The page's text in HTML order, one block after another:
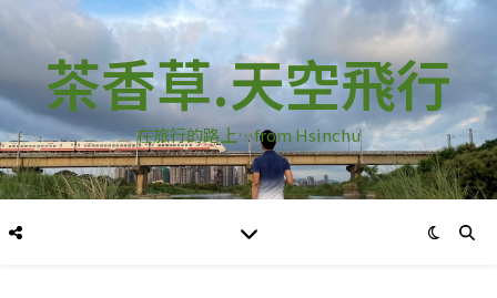
茶香草.天空飛行
在旅行的路上…from Hsinchu